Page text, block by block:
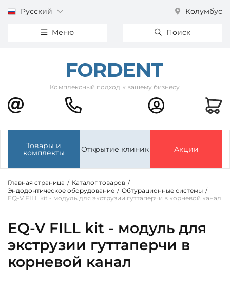
Русский Колумбус
Меню Поиск
Комплексный подход к вашему бизнесу
Товары и
комплекты Открытие клиник Акции
Главная страница / Каталог товаров /
Эндодонтическое оборудование / Обтурационные системы /
EQ-V FILL kit - модуль для экструзии гуттаперчи в корневой канал
EQ-V FILL kit - модуль для
экструзии гуттаперчи в
корневой канал